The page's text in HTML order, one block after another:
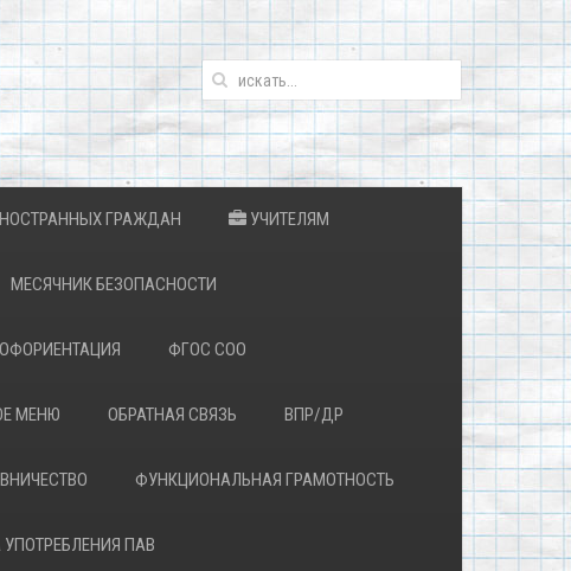
ГРАЖДАН УЧИТЕЛЯМ
МЕСЯЧНИК БЕЗОПАСНОСТИ
ФГОС СОО
МЕНЮ ОБРАТНАЯ СВЯЗЬ ВПР/ДР
ФУНКЦИОНАЛЬНАЯ ГРАМОТНОСТЬ
ПАВ